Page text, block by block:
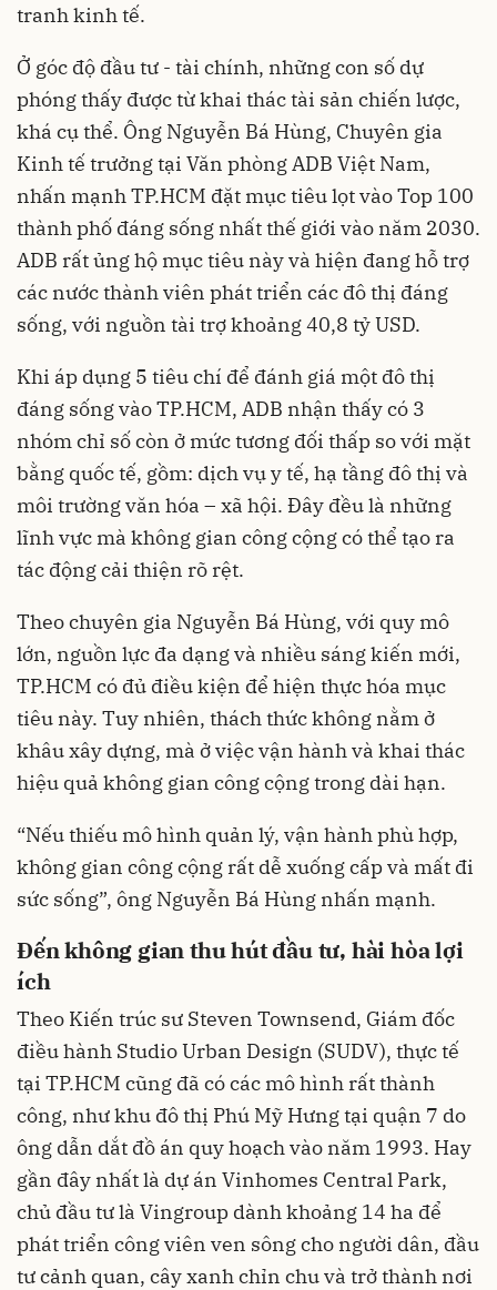
tranh kinh tế.
Ở góc độ đầu tư - tài chính, những con số dự
phóng thấy được từ khai thác tài sản chiến lược,
khá cụ thể. Ông Nguyễn Bá Hùng, Chuyên gia
Kinh tế trưởng tại Văn phòng ADB Việt Nam,
nhấn mạnh TP.HCM đặt mục tiêu lọt vào Top 100
thành phố đáng sống nhất thế giới vào năm 2030.
ADB rất ủng hộ mục tiêu này và hiện đang hỗ trợ
các nước thành viên phát triển các đô thị đáng
sống, với nguồn tài trợ khoảng 40,8 tỷ USD.
Khi áp dụng 5 tiêu chí để đánh giá một đô thị
đáng sống vào TP.HCM, ADB nhận thấy có 3
nhóm chỉ số còn ở mức tương đối thấp so với mặt
bằng quốc tế, gồm: dịch vụ y tế, hạ tầng đô thị và
môi trường văn hóa – xã hội. Đây đều là những
lĩnh vực mà không gian công cộng có thể tạo ra
tác động cải thiện rõ rệt.
Theo chuyên gia Nguyễn Bá Hùng, với quy mô
lớn, nguồn lực đa dạng và nhiều sáng kiến mới,
TP.HCM có đủ điều kiện để hiện thực hóa mục
tiêu này. Tuy nhiên, thách thức không nằm ở
khâu xây dựng, mà ở việc vận hành và khai thác
hiệu quả không gian công cộng trong dài hạn.
“Nếu thiếu mô hình quản lý, vận hành phù hợp,
không gian công cộng rất dễ xuống cấp và mất đi
sức sống”, ông Nguyễn Bá Hùng nhấn mạnh.
Đến không gian thu hút đầu tư, hài hòa lợi
ích
Theo Kiến trúc sư Steven Townsend, Giám đốc
điều hành Studio Urban Design (SUDV), thực tế
tại TP.HCM cũng đã có các mô hình rất thành
công, như khu đô thị Phú Mỹ Hưng tại quận 7 do
ông dẫn dắt đồ án quy hoạch vào năm 1993. Hay
gần đây nhất là dự án Vinhomes Central Park,
chủ đầu tư là Vingroup dành khoảng 14 ha để
phát triển công viên ven sông cho người dân, đầu
tư cảnh quan, cây xanh chỉn chu và trở thành nơi